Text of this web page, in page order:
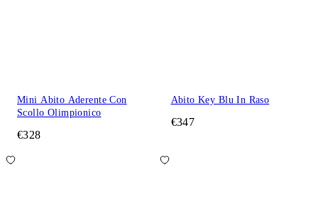
Mini Abito Aderente Con
Scollo Olimpionico
€328
Abito Key Blu In Raso
€347